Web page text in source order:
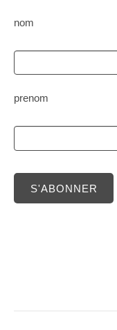
nom
prenom
S'ABONNER